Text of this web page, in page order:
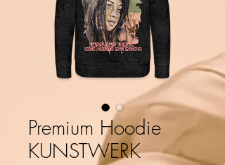
Premium Hoodie
KUNSTWERK